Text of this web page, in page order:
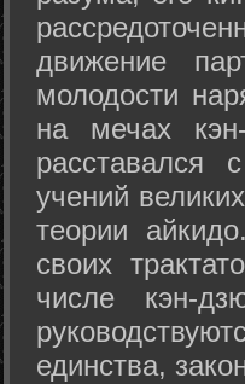
движение
молодости
на мечах
расставался
учений
теории
своих
числе кэн-
единства,